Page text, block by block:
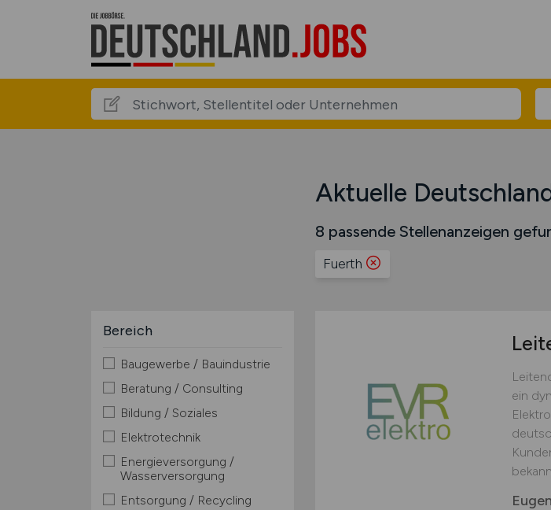
Aktuelle
8 passende Stellenanzeigen
Fuerth
Bereich
Baugewerbe / Bauindustrie
Beratung / Consulting
Bildung / Soziales
Elektrotechnik
Energieversorgung /
Wasserversorgung
Entsorgung / Recycling
ein